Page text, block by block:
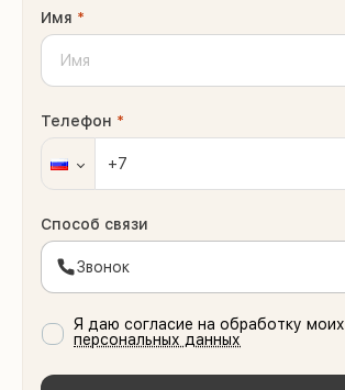
Имя *
Телефон *
Способ связи
Звонок
Я даю согласие на обработку моих
персональных данных